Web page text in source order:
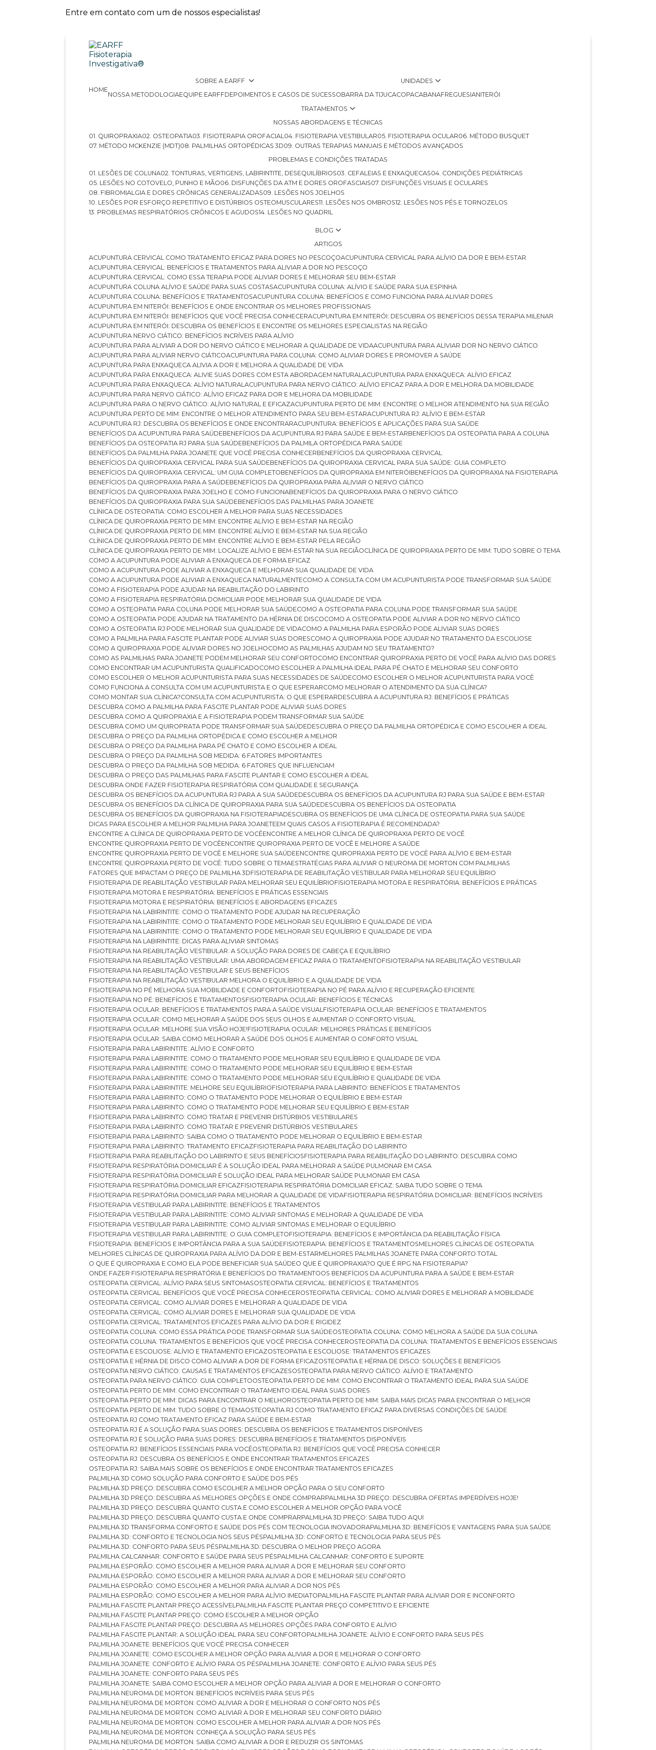
Entre em contato com um de nossos especialistas!
HOME
SOBRE A EARFF
NOSSA METODOLOGIA EQUIPE EARFF DEPOIMENTOS E CASOS DE SUCESSO
UNIDADES
BARRA DA TIJUCA
COPACABANA FREGUESIA
NITERÓI
TRATAMENTOS
NOSSAS ABORDAGENS E TÉCNICAS
01. QUIROPRAXIA
02. OSTEOPATIA 03. FISIOTERAPIA OROFACIAL 04. FISIOTERAPIA VESTIBULAR 05. FISIOTERAPIA OCULAR
06. MÉTODO BUSQUET
07. MÉTODO MCKENZIE (MDT)
08. PALMILHAS ORTOPÉDICAS 3D
09. OUTRAS TERAPIAS MANUAIS E MÉTODOS AVANÇADOS
PROBLEMAS E CONDIÇÕES TRATADAS
01. LESÕES DE COLUNA
02. TONTURAS, VERTIGENS, LABIRINTITE, DESEQUILÍBRIOS 03. CEFALEIAS E ENXAQUECAS
04. CONDIÇÕES PEDIÁTRICAS
05. LESÕES NO COTOVELO, PUNHO E MÃO
06. DISFUNÇÕES DA ATM E DORES OROFASCIAIS
07. DISFUNÇÕES VISUAIS E OCULARES
08. FIBROMIALGIA E DORES CRÔNICAS GENERALIZADAS
09. LESÕES NOS JOELHOS
10. LESÕES POR ESFORÇO REPETITIVO E DISTÚRBIOS OSTEOMUSCULARES 11. LESÕES NOS OMBROS 12. LESÕES NOS PÉS E TORNOZELOS
13. PROBLEMAS RESPIRATÓRIOS CRÔNICOS E AGUDOS 14. LESÕES NO QUADRIL
BLOG
ARTIGOS
ACUPUNTURA CERVICAL COMO TRATAMENTO EFICAZ PARA DORES NO PESCOÇO
ACUPUNTURA CERVICAL PARA ALÍVIO DA DOR E BEM-ESTAR
ACUPUNTURA CERVICAL: BENEFÍCIOS E TRATAMENTOS PARA ALIVIAR A DOR NO PESCOÇO
ACUPUNTURA CERVICAL: COMO ESSA TERAPIA PODE ALIVIAR DORES E MELHORAR SEU BEM-ESTAR
ACUPUNTURA COLUNA ALÍVIO E SAÚDE PARA SUAS COSTAS
ACUPUNTURA COLUNA: ALÍVIO E SAÚDE PARA SUA ESPINHA
ACUPUNTURA COLUNA: BENEFÍCIOS E TRATAMENTOS
ACUPUNTURA COLUNA: BENEFÍCIOS E COMO FUNCIONA PARA ALIVIAR DORES
ACUPUNTURA EM NITERÓI: BENEFÍCIOS E ONDE ENCONTRAR OS MELHORES PROFISSIONAIS
ACUPUNTURA EM NITERÓI: BENEFÍCIOS QUE VOCÊ PRECISA CONHECER
ACUPUNTURA EM NITERÓI: DESCUBRA OS BENEFÍCIOS DESSA TERAPIA MILENAR
ACUPUNTURA EM NITERÓI: DESCUBRA OS BENEFÍCIOS E ENCONTRE OS MELHORES ESPECIALISTAS NA REGIÃO
ACUPUNTURA NERVO CIÁTICO: BENEFÍCIOS INCRÍVEIS PARA ALÍVIO
ACUPUNTURA PARA ALIVIAR A DOR DO NERVO CIÁTICO E MELHORAR A QUALIDADE DE VIDA
ACUPUNTURA PARA ALIVIAR DOR NO NERVO CIÁTICO
ACUPUNTURA PARA ALIVIAR NERVO CIÁTICO
ACUPUNTURA PARA COLUNA: COMO ALIVIAR DORES E PROMOVER A SAÚDE
ACUPUNTURA PARA ENXAQUECA ALIVIA A DOR E MELHORA A QUALIDADE DE VIDA
ACUPUNTURA PARA ENXAQUECA: ALIVIE SUAS DORES COM ESTA ABORDAGEM NATURAL
ACUPUNTURA PARA ENXAQUECA: ALÍVIO EFICAZ
ACUPUNTURA PARA ENXAQUECA: ALÍVIO NATURAL
ACUPUNTURA PARA NERVO CIÁTICO: ALÍVIO EFICAZ PARA A DOR E MELHORA DA MOBILIDADE
ACUPUNTURA PARA NERVO CIÁTICO: ALÍVIO EFICAZ PARA DOR E MELHORA DA MOBILIDADE
ACUPUNTURA PARA O NERVO CIÁTICO: ALÍVIO NATURAL E EFICAZ
ACUPUNTURA PERTO DE MIM: ENCONTRE O MELHOR ATENDIMENTO NA SUA REGIÃO
ACUPUNTURA PERTO DE MIM: ENCONTRE O MELHOR ATENDIMENTO PARA SEU BEM-ESTAR
ACUPUNTURA RJ: ALÍVIO E BEM-ESTAR
ACUPUNTURA RJ: DESCUBRA OS BENEFÍCIOS E ONDE ENCONTRAR
ACUPUNTURA: BENEFÍCIOS E APLICAÇÕES PARA SUA SAÚDE
BENEFÍCIOS DA ACUPUNTURA PARA SAÚDE
BENEFÍCIOS DA ACUPUNTURA RJ PARA SAÚDE E BEM-ESTAR
BENEFÍCIOS DA OSTEOPATIA PARA A COLUNA
BENEFÍCIOS DA OSTEOPATIA RJ PARA SUA SAÚDE
BENEFÍCIOS DA PALMILA ORTOPÉDICA PARA SAÚDE
BENEFÍCIOS DA PALMILHA PARA JOANETE QUE VOCÊ PRECISA CONHECER
BENEFÍCIOS DA QUIROPRAXIA CERVICAL
BENEFÍCIOS DA QUIROPRAXIA CERVICAL PARA SUA SAÚDE
BENEFÍCIOS DA QUIROPRAXIA CERVICAL PARA SUA SAÚDE: GUIA COMPLETO
BENEFÍCIOS DA QUIROPRAXIA CERVICAL: UM GUIA COMPLETO
BENEFÍCIOS DA QUIROPRAXIA EM NITERÓI
BENEFÍCIOS DA QUIROPRAXIA NA FISIOTERAPIA
BENEFÍCIOS DA QUIROPRAXIA PARA A SAÚDE
BENEFÍCIOS DA QUIROPRAXIA PARA ALIVIAR O NERVO CIÁTICO
BENEFÍCIOS DA QUIROPRAXIA PARA JOELHO E COMO FUNCIONA
BENEFÍCIOS DA QUIROPRAXIA PARA O NERVO CIÁTICO
BENEFÍCIOS DA QUIROPRAXIA PARA SUA SAÚDE
BENEFÍCIOS DAS PALMILHAS PARA JOANETE
CLÍNICA DE OSTEOPATIA: COMO ESCOLHER A MELHOR PARA SUAS NECESSIDADES
CLÍNICA DE QUIROPRAXIA PERTO DE MIM: ENCONTRE ALÍVIO E BEM-ESTAR NA REGIÃO
CLÍNICA DE QUIROPRAXIA PERTO DE MIM: ENCONTRE ALÍVIO E BEM-ESTAR NA SUA REGIÃO
CLÍNICA DE QUIROPRAXIA PERTO DE MIM: ENCONTRE ALÍVIO E BEM-ESTAR PELA REGIÃO
CLÍNICA DE QUIROPRAXIA PERTO DE MIM: LOCALIZE ALÍVIO E BEM-ESTAR NA SUA REGIÃO
CLÍNICA DE QUIROPRAXIA PERTO DE MIM: TUDO SOBRE O TEMA
COMO A ACUPUNTURA PODE ALIVIAR A ENXAQUECA DE FORMA EFICAZ
COMO A ACUPUNTURA PODE ALIVIAR A ENXAQUECA E MELHORAR SUA QUALIDADE DE VIDA
COMO A ACUPUNTURA PODE ALIVIAR A ENXAQUECA NATURALMENTE
COMO A CONSULTA COM UM ACUPUNTURISTA PODE TRANSFORMAR SUA SAÚDE
COMO A FISIOTERAPIA PODE AJUDAR NA REABILITAÇÃO DO LABIRINTO
COMO A FISIOTERAPIA RESPIRATÓRIA DOMICILIAR PODE MELHORAR SUA QUALIDADE DE VIDA
COMO A OSTEOPATIA PARA COLUNA PODE MELHORAR SUA SAÚDE
COMO A OSTEOPATIA PARA COLUNA PODE TRANSFORMAR SUA SAÚDE
COMO A OSTEOPATIA PODE AJUDAR NA TRATAMENTO DA HÉRNIA DE DISCO
COMO A OSTEOPATIA PODE ALIVIAR A DOR NO NERVO CIÁTICO
COMO A OSTEOPATIA RJ PODE MELHORAR SUA QUALIDADE DE VIDA
COMO A PALMILHA PARA ESPORÃO PODE ALIVIAR SUAS DORES
COMO A PALMILHA PARA FASCITE PLANTAR PODE ALIVIAR SUAS DORES
COMO A QUIROPRAXIA PODE AJUDAR NO TRATAMENTO DA ESCOLIOSE
COMO A QUIROPRAXIA PODE ALIVIAR DORES NO JOELHO
COMO AS PALMILHAS AJUDAM NO SEU TRATAMENTO?
COMO AS PALMILHAS PARA JOANETE PODEM MELHORAR SEU CONFORTO
COMO ENCONTRAR QUIROPRAXIA PERTO DE VOCÊ PARA ALÍVIO DAS DORES
COMO ENCONTRAR UM ACUPUNTURISTA QUALIFICADO
COMO ESCOLHER A PALMILHA IDEAL PARA PÉ CHATO E MELHORAR SEU CONFORTO
COMO ESCOLHER O MELHOR ACUPUNTURISTA PARA SUAS NECESSIDADES DE SAÚDE
COMO ESCOLHER O MELHOR ACUPUNTURISTA PARA VOCÊ
COMO FUNCIONA A CONSULTA COM UM ACUPUNTURISTA E O QUE ESPERAR
COMO MELHORAR O ATENDIMENTO DA SUA CLÍNICA?
COMO MONTAR SUA CLÍNICA?
CONSULTA COM ACUPUNTURISTA: O QUE ESPERAR
DESCUBRA A ACUPUNTURA RJ: BENEFÍCIOS E PRÁTICAS
DESCUBRA COMO A PALMILHA PARA FASCITE PLANTAR PODE ALIVIAR SUAS DORES
DESCUBRA COMO A QUIROPRAXIA E A FISIOTERAPIA PODEM TRANSFORMAR SUA SAÚDE
DESCUBRA COMO UM QUIROPRATA PODE TRANSFORMAR SUA SAÚDE
DESCUBRA O PREÇO DA PALMILHA ORTOPÉDICA E COMO ESCOLHER A IDEAL
DESCUBRA O PREÇO DA PALMILHA ORTOPÉDICA E COMO ESCOLHER A MELHOR
DESCUBRA O PREÇO DA PALMILHA PARA PÉ CHATO E COMO ESCOLHER A IDEAL
DESCUBRA O PREÇO DA PALMILHA SOB MEDIDA: 6 FATORES IMPORTANTES
DESCUBRA O PREÇO DA PALMILHA SOB MEDIDA: 6 FATORES QUE INFLUENCIAM
DESCUBRA O PREÇO DAS PALMILHAS PARA FASCITE PLANTAR E COMO ESCOLHER A IDEAL
DESCUBRA ONDE FAZER FISIOTERAPIA RESPIRATÓRIA COM QUALIDADE E SEGURANÇA
DESCUBRA OS BENEFÍCIOS DA ACUPUNTURA RJ PARA A SUA SAÚDE
DESCUBRA OS BENEFÍCIOS DA ACUPUNTURA RJ PARA SUA SAÚDE E BEM-ESTAR
DESCUBRA OS BENEFÍCIOS DA CLÍNICA DE QUIROPRAXIA PARA SUA SAÚDE
DESCUBRA OS BENEFÍCIOS DA OSTEOPATIA
DESCUBRA OS BENEFÍCIOS DA QUIROPRAXIA NA FISIOTERAPIA
DESCUBRA OS BENEFÍCIOS DE UMA CLÍNICA DE OSTEOPATIA PARA SUA SAÚDE
DICAS PARA ESCOLHER A MELHOR PALMILHA PARA JOANETE EM QUAIS CASOS A FISIOTERAPIA É RECOMENDADA?
ENCONTRE A CLÍNICA DE QUIROPRAXIA PERTO DE VOCÊ ENCONTRE A MELHOR CLÍNICA DE QUIROPRAXIA PERTO DE VOCÊ
ENCONTRE QUIROPRAXIA PERTO DE VOCÊ ENCONTRE QUIROPRAXIA PERTO DE VOCÊ E MELHORE A SAÚDE
ENCONTRE QUIROPRAXIA PERTO DE VOCÊ E MELHORE SUA SAÚDE ENCONTRE QUIROPRAXIA PERTO DE VOCÊ PARA ALÍVIO E BEM-ESTAR
ENCONTRE QUIROPRAXIA PERTO DE VOCÊ: TUDO SOBRE O TEMA ESTRATÉGIAS PARA ALIVIAR O NEUROMA DE MORTON COM PALMILHAS
FATORES QUE IMPACTAM O PREÇO DE PALMILHA 3D
FISIOTERAPIA DE REABILITAÇÃO VESTIBULAR PARA MELHORAR SEU EQUILÍBRIO
FISIOTERAPIA DE REABILITAÇÃO VESTIBULAR PARA MELHORAR SEU EQUILÍBRIO
FISIOTERAPIA MOTORA E RESPIRATÓRIA: BENEFÍCIOS E PRÁTICAS
FISIOTERAPIA MOTORA E RESPIRATÓRIA: BENEFÍCIOS E PRÁTICAS ESSENCIAIS
FISIOTERAPIA MOTORA E RESPIRATÓRIA: BENEFÍCIOS E ABORDAGENS EFICAZES
FISIOTERAPIA NA LABIRINTITE: COMO O TRATAMENTO PODE AJUDAR NA RECUPERAÇÃO
FISIOTERAPIA NA LABIRINTITE: COMO O TRATAMENTO PODE MELHORAR SEU EQUILÍBRIO E QUALIDADE DE VIDA
FISIOTERAPIA NA LABIRINTITE: COMO O TRATAMENTO PODE MELHORAR SEU EQUILÍBRIO E QUALIDADE DE VIDA
FISIOTERAPIA NA LABIRINTITE: DICAS PARA ALIVIAR SINTOMAS
FISIOTERAPIA NA REABILITAÇÃO VESTIBULAR: A SOLUÇÃO PARA DORES DE CABEÇA E EQUILÍBRIO
FISIOTERAPIA NA REABILITAÇÃO VESTIBULAR: UMA ABORDAGEM EFICAZ PARA O TRATAMENTO
FISIOTERAPIA NA REABILITAÇÃO VESTIBULAR
FISIOTERAPIA NA REABILITAÇÃO VESTIBULAR E SEUS BENEFÍCIOS
FISIOTERAPIA NA REABILITAÇÃO VESTIBULAR MELHORA O EQUILÍBRIO E A QUALIDADE DE VIDA
FISIOTERAPIA NO PÉ MELHORA SUA MOBILIDADE E CONFORTO
FISIOTERAPIA NO PÉ PARA ALÍVIO E RECUPERAÇÃO EFICIENTE
FISIOTERAPIA NO PÉ: BENEFÍCIOS E TRATAMENTOS
FISIOTERAPIA OCULAR: BENEFÍCIOS E TÉCNICAS
FISIOTERAPIA OCULAR: BENEFÍCIOS E TRATAMENTOS PARA A SAÚDE VISUAL FISIOTERAPIA OCULAR: BENEFÍCIOS E TRATAMENTOS
FISIOTERAPIA OCULAR: COMO MELHORAR A SAÚDE DOS SEUS OLHOS E AUMENTAR O CONFORTO VISUAL
FISIOTERAPIA OCULAR: MELHORE SUA VISÃO HOJE! FISIOTERAPIA OCULAR: MELHORES PRÁTICAS E BENEFÍCIOS
FISIOTERAPIA OCULAR: SAIBA COMO MELHORAR A SAÚDE DOS OLHOS E AUMENTAR O CONFORTO VISUAL
FISIOTERAPIA PARA LABIRINTITE: ALÍVIO E CONFORTO
FISIOTERAPIA PARA LABIRINTITE: COMO O TRATAMENTO PODE MELHORAR SEU EQUILÍBRIO E QUALIDADE DE VIDA
FISIOTERAPIA PARA LABIRINTITE: COMO O TRATAMENTO PODE MELHORAR SEU EQUILÍBRIO E BEM-ESTAR
FISIOTERAPIA PARA LABIRINTITE: COMO O TRATAMENTO PODE MELHORAR SEU EQUILÍBRIO E QUALIDADE DE VIDA
FISIOTERAPIA PARA LABIRINTITE: MELHORE SEU EQUILÍBRIO
FISIOTERAPIA PARA LABIRINTO: BENEFÍCIOS E TRATAMENTOS
FISIOTERAPIA PARA LABIRINTO: COMO O TRATAMENTO PODE MELHORAR O EQUILÍBRIO E BEM-ESTAR
FISIOTERAPIA PARA LABIRINTO: COMO O TRATAMENTO PODE MELHORAR SEU EQUILÍBRIO E BEM-ESTAR
FISIOTERAPIA PARA LABIRINTO: COMO TRATAR E PREVENIR DISTÚRBIOS VESTIBULARES
FISIOTERAPIA PARA LABIRINTO: COMO TRATAR E PREVENIR DISTÚRBIOS VESTIBULARES
FISIOTERAPIA PARA LABIRINTO: SAIBA COMO O TRATAMENTO PODE MELHORAR O EQUILÍBRIO E BEM-ESTAR
FISIOTERAPIA PARA LABIRINTO: TRATAMENTO EFICAZ FISIOTERAPIA PARA REABILITAÇÃO DO LABIRINTO
FISIOTERAPIA PARA REABILITAÇÃO DO LABIRINTO E SEUS BENEFÍCIOS
FISIOTERAPIA PARA REABILITAÇÃO DO LABIRINTO: DESCUBRA COMO
FISIOTERAPIA RESPIRATÓRIA DOMICILIAR É A SOLUÇÃO IDEAL PARA MELHORAR A SAÚDE PULMONAR EM CASA
FISIOTERAPIA RESPIRATÓRIA DOMICILIAR É SOLUÇÃO IDEAL PARA MELHORAR SAÚDE PULMONAR EM CASA
FISIOTERAPIA RESPIRATÓRIA DOMICILIAR EFICAZ FISIOTERAPIA RESPIRATÓRIA DOMICILIAR EFICAZ: SAIBA TUDO SOBRE O TEMA
FISIOTERAPIA RESPIRATÓRIA DOMICILIAR PARA MELHORAR A QUALIDADE DE VIDA FISIOTERAPIA RESPIRATÓRIA DOMICILIAR: BENEFÍCIOS INCRÍVEIS
FISIOTERAPIA VESTIBULAR PARA LABIRINTITE: BENEFÍCIOS E TRATAMENTOS
FISIOTERAPIA VESTIBULAR PARA LABIRINTITE: COMO ALIVIAR SINTOMAS E MELHORAR A QUALIDADE DE VIDA
FISIOTERAPIA VESTIBULAR PARA LABIRINTITE: COMO ALIVIAR SINTOMAS E MELHORAR O EQUILÍBRIO
FISIOTERAPIA VESTIBULAR PARA LABIRINTITE: O GUIA COMPLETO
FISIOTERAPIA: BENEFÍCIOS E IMPORTÂNCIA DA REABILITAÇÃO FÍSICA
FISIOTERAPIA: BENEFÍCIOS E IMPORTÂNCIA PARA A SUA SAÚDE FISIOTERAPIA: BENEFÍCIOS E TRATAMENTOS
MELHORES CLÍNICAS DE OSTEOPATIA
MELHORES CLÍNICAS DE QUIROPRAXIA PARA ALÍVIO DA DOR E BEM-ESTAR
MELHORES PALMILHAS JOANETE PARA CONFORTO TOTAL
O QUE É QUIROPRAXIA E COMO ELA PODE BENEFICIAR SUA SAÚDE
O QUE É QUIROPRAXIA?
O QUE É RPG NA FISIOTERAPIA?
ONDE FAZER FISIOTERAPIA RESPIRATÓRIA E BENEFÍCIOS DO TRATAMENTO
OS BENEFÍCIOS DA ACUPUNTURA PARA A SAÚDE E BEM-ESTAR
OSTEOPATIA CERVICAL: ALÍVIO PARA SEUS SINTOMAS
OSTEOPATIA CERVICAL: BENEFÍCIOS E TRATAMENTOS
OSTEOPATIA CERVICAL: BENEFÍCIOS QUE VOCÊ PRECISA CONHECER
OSTEOPATIA CERVICAL: COMO ALIVIAR DORES E MELHORAR A MOBILIDADE
OSTEOPATIA CERVICAL: COMO ALIVIAR DORES E MELHORAR A QUALIDADE DE VIDA
OSTEOPATIA CERVICAL: COMO ALIVIAR DORES E MELHORAR SUA QUALIDADE DE VIDA
OSTEOPATIA CERVICAL: TRATAMENTOS EFICAZES PARA ALÍVIO DA DOR E RIGIDEZ
OSTEOPATIA COLUNA: COMO ESSA PRÁTICA PODE TRANSFORMAR SUA SAÚDE
OSTEOPATIA COLUNA: COMO MELHORA A SAÚDE DA SUA COLUNA
OSTEOPATIA COLUNA: TRATAMENTOS E BENEFÍCIOS QUE VOCÊ PRECISA CONHECER
OSTEOPATIA DA COLUNA: TRATAMENTOS E BENEFÍCIOS ESSENCIAIS
OSTEOPATIA E ESCOLIOSE: ALÍVIO E TRATAMENTO EFICAZ
OSTEOPATIA E ESCOLIOSE: TRATAMENTOS EFICAZES
OSTEOPATIA E HÉRNIA DE DISCO COMO ALIVIAR A DOR DE FORMA EFICAZ
OSTEOPATIA E HÉRNIA DE DISCO: SOLUÇÕES E BENEFÍCIOS
OSTEOPATIA NERVO CIÁTICO: CAUSAS E TRATAMENTOS EFICAZES
OSTEOPATIA PARA NERVO CIÁTICO: ALÍVIO E TRATAMENTO
OSTEOPATIA PARA NERVO CIÁTICO: GUIA COMPLETO
OSTEOPATIA PERTO DE MIM: COMO ENCONTRAR O TRATAMENTO IDEAL PARA SUA SAÚDE
OSTEOPATIA PERTO DE MIM: COMO ENCONTRAR O TRATAMENTO IDEAL PARA SUAS DORES
OSTEOPATIA PERTO DE MIM: DICAS PARA ENCONTRAR O MELHOR
OSTEOPATIA PERTO DE MIM: SAIBA MAIS DICAS PARA ENCONTRAR O MELHOR
OSTEOPATIA PERTO DE MIM: TUDO SOBRE O TEMA
OSTEOPATIA RJ COMO TRATAMENTO EFICAZ PARA DIVERSAS CONDIÇÕES DE SAÚDE
OSTEOPATIA RJ COMO TRATAMENTO EFICAZ PARA SAÚDE E BEM-ESTAR
OSTEOPATIA RJ É A SOLUÇÃO PARA SUAS DORES: DESCUBRA OS BENEFÍCIOS E TRATAMENTOS DISPONÍVEIS
OSTEOPATIA RJ É SOLUÇÃO PARA SUAS DORES: DESCUBRA BENEFÍCIOS E TRATAMENTOS DISPONÍVEIS
OSTEOPATIA RJ: BENEFÍCIOS ESSENCIAIS PARA VOCÊ
OSTEOPATIA RJ: BENEFÍCIOS QUE VOCÊ PRECISA CONHECER
OSTEOPATIA RJ: DESCUBRA OS BENEFÍCIOS E ONDE ENCONTRAR TRATAMENTOS EFICAZES
OSTEOPATIA RJ: SAIBA MAIS SOBRE OS BENEFÍCIOS E ONDE ENCONTRAR TRATAMENTOS EFICAZES
PALMILHA 3D COMO SOLUÇÃO PARA CONFORTO E SAÚDE DOS PÉS
PALMILHA 3D PREÇO: DESCUBRA COMO ESCOLHER A MELHOR OPÇÃO PARA O SEU CONFORTO
PALMILHA 3D PREÇO: DESCUBRA AS MELHORES OPÇÕES E ONDE COMPRAR
PALMILHA 3D PREÇO: DESCUBRA OFERTAS IMPERDÍVEIS HOJE!
PALMILHA 3D PREÇO: DESCUBRA QUANTO CUSTA E COMO ESCOLHER A MELHOR OPÇÃO PARA VOCÊ
PALMILHA 3D PREÇO: DESCUBRA QUANTO CUSTA E ONDE COMPRAR
PALMILHA 3D PREÇO: SAIBA TUDO AQUI
PALMILHA 3D TRANSFORMA CONFORTO E SAÚDE DOS PÉS COM TECNOLOGIA INOVADORA PALMILHA 3D: BENEFÍCIOS E VANTAGENS PARA SUA SAÚDE
PALMILHA 3D: CONFORTO E TECNOLOGIA NOS SEUS PÉS
PALMILHA 3D: CONFORTO E TECNOLOGIA PARA SEUS PÉS
PALMILHA 3D: CONFORTO PARA SEUS PÉS
PALMILHA 3D: DESCUBRA O MELHOR PREÇO AGORA
PALMILHA CALCANHAR: CONFORTO E SAÚDE PARA SEUS PÉS
PALMILHA CALCANHAR: CONFORTO E SUPORTE
PALMILHA ESPORÃO: COMO ESCOLHER A MELHOR PARA ALIVIAR A DOR E MELHORAR SEU CONFORTO
PALMILHA ESPORÃO: COMO ESCOLHER A MELHOR PARA ALIVIAR A DOR E MELHORAR SEU CONFORTO
PALMILHA ESPORÃO: COMO ESCOLHER A MELHOR PARA ALIVIAR A DOR NOS PÉS
PALMILHA ESPORÃO: COMO ESCOLHER A MELHOR PARA ALÍVIO IMEDIATO
PALMILHA FASCITE PLANTAR PARA ALIVIAR DOR E INCONFORTO
PALMILHA FASCITE PLANTAR PREÇO ACESSÍVEL PALMILHA FASCITE PLANTAR PREÇO COMPETITIVO E EFICIENTE
PALMILHA FASCITE PLANTAR PREÇO: COMO ESCOLHER A MELHOR OPÇÃO
PALMILHA FASCITE PLANTAR PREÇO: DESCUBRA AS MELHORES OPÇÕES PARA CONFORTO E ALÍVIO
PALMILHA FASCITE PLANTAR: A SOLUÇÃO IDEAL PARA SEU CONFORTO
PALMILHA JOANETE: ALÍVIO E CONFORTO PARA SEUS PÉS
PALMILHA JOANETE: BENEFÍCIOS QUE VOCÊ PRECISA CONHECER
PALMILHA JOANETE: COMO ESCOLHER A MELHOR OPÇÃO PARA ALIVIAR A DOR E MELHORAR O CONFORTO
PALMILHA JOANETE: CONFORTO E ALÍVIO PARA OS PÉS
PALMILHA JOANETE: CONFORTO E ALÍVIO PARA SEUS PÉS
PALMILHA JOANETE: CONFORTO PARA SEUS PÉS
PALMILHA JOANETE: SAIBA COMO ESCOLHER A MELHOR OPÇÃO PARA ALIVIAR A DOR E MELHORAR O CONFORTO
PALMILHA NEUROMA DE MORTON: BENEFÍCIOS INCRÍVEIS PARA SEUS PÉS
PALMILHA NEUROMA DE MORTON: COMO ALIVIAR A DOR E MELHORAR O CONFORTO NOS PÉS
PALMILHA NEUROMA DE MORTON: COMO ALIVIAR A DOR E MELHORAR SEU CONFORTO DIÁRIO
PALMILHA NEUROMA DE MORTON: COMO ESCOLHER A MELHOR PARA ALIVIAR A DOR NOS PÉS
PALMILHA NEUROMA DE MORTON: CONHEÇA A SOLUÇÃO PARA SEUS PÉS
PALMILHA NEUROMA DE MORTON: SAIBA COMO ALIVIAR A DOR E REDUZIR OS SINTOMAS